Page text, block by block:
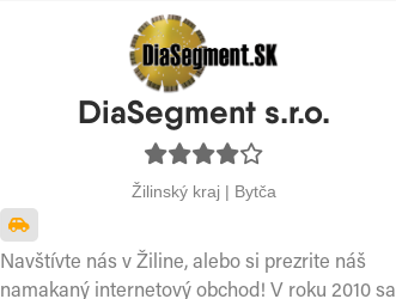
DiaSegment s.r.o.
Žilinský kraj | Bytča
Navštívte nás v Žiline, alebo si prezrite náš
namakaný internetový obchod! V roku 2010 sa